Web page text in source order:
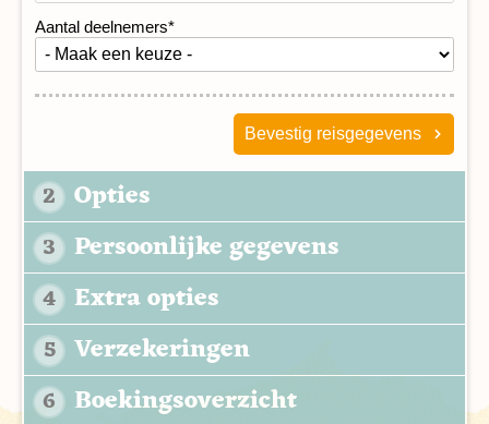
Aantal deelnemers*
Bevestig reisgegevens
2 Opties
3 Persoonlijke gegevens
4 Extra opties
5 Verzekeringen
6 Boekingsoverzicht